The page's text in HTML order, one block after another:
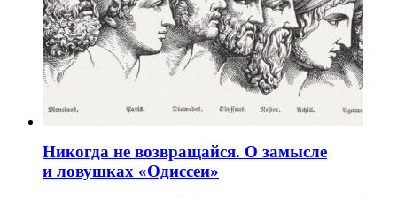
Никогда не возвращайся. О замысле
и ловушках «Одиссеи»